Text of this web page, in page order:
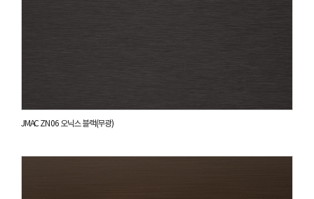
JMAC ZN 06 오닉스 블랙(무광)